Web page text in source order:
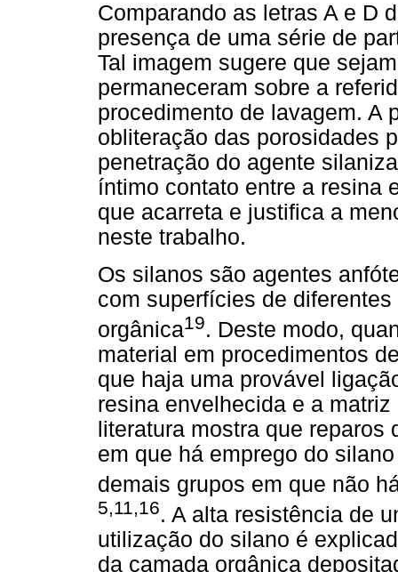
Comparando as letras A e D
presença de uma série de
Tal imagem sugere que
permaneceram sobre a
procedimento de lavagem. A
obliteração das porosidades
penetração do agente
íntimo contato entre a resina
que acarreta e justifica a
neste trabalho.
Os silanos são agentes
com superfícies de
orgânica19. Deste modo,
material em procedimentos
que haja uma provável
resina envelhecida e a
literatura mostra que reparos
em que há emprego do
demais grupos em que não
5,11,16. A alta resistência de
utilização do silano é
da camada orgânica